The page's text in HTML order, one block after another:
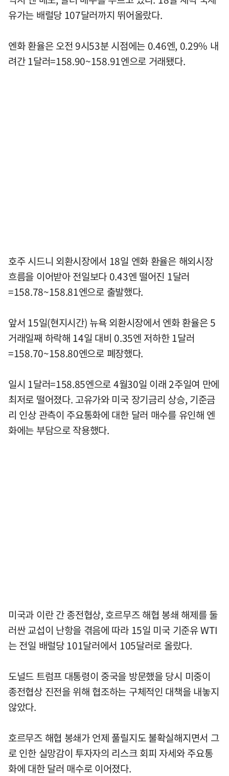
유가는 배럴당 107달러까지 뛰어올랐다.
엔화 환율은 오전 9시53분 시점에는 0.46엔, 0.29% 내
려간 1달러=158.90~158.91엔으로 거래됐다.
호주 시드니 외환시장에서 18일 엔화 환율은 해외시장
흐름을 이어받아 전일보다 0.43엔 떨어진 1달러
=158.78~158.81엔으로 출발했다.
앞서 15일(현지시간) 뉴욕 외환시장에서 엔화 환율은 5
거래일째 하락해 14일 대비 0.35엔 저하한 1달러
=158.70~158.80엔으로 폐장했다.
일시 1달러=158.85엔으로 4월30일 이래 2주일여 만에
최저로 떨어졌다. 고유가와 미국 장기금리 상승, 기준금
리 인상 관측이 주요통화에 대한 달러 매수를 유인해 엔
화에는 부담으로 작용했다.
미국과 이란 간 종전협상, 호르무즈 해협 봉쇄 해제를 둘
러싼 교섭이 난항을 겪음에 따라 15일 미국 기준유 WTI
는 전일 배럴당 101달러에서 105달러로 올랐다.
도널드 트럼프 대통령이 중국을 방문했을 당시 미중이
종전협상 진전을 위해 협조하는 구체적인 대책을 내놓지
않았다.
호르무즈 해협 봉쇄가 언제 풀릴지도 불확실해지면서 그
로 인한 실망감이 투자자의 리스크 회피 자세와 주요통
화에 대한 달러 매수로 이어졌다.